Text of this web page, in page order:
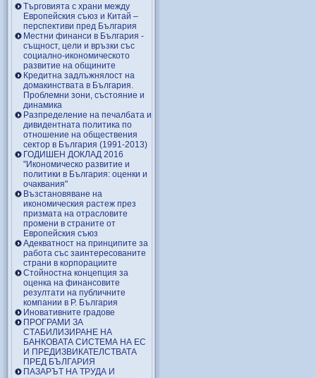
Търговията с храни между
Европейския съюз и Китай –
перспективи пред България
Местни финанси в България -
същност, цели и връзки със
социално-икономическото
развитие на общините
Кредитна задлъжнялост на
домакинствата в България.
Проблемни зони, състояние и
динамика
Разпределение на печалбата и
дивидентната политика по
отношение на обществения
сектор в България (1991-2013)
ГОДИШЕН ДОКЛАД 2016
"Икономическо развитие и
политики в България: оценки и
очаквания"
Възстановяване на
икономическия растеж през
призмата на отрасловите
промени в страните от
Европейския съюз
Адекватност на принципите за
работа със заинтересованите
страни в корпорациите
Стойностна концепция за
оценка на финансовите
резултати на публичните
компании в Р. България
Иновативните градове
ПРОГРАМИ ЗА
СТАБИЛИЗИРАНЕ НА
БАНКОВАТА СИСТЕМА НА ЕС
И ПРЕДИЗВИКАТЕЛСТВАТА
ПРЕД БЪЛГАРИЯ
ПАЗАРЪТ НА ТРУДА И